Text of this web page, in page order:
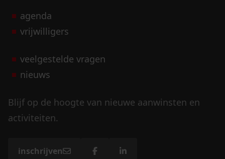
agenda
vrijwilligers
veelgestelde vragen
nieuws
Blijf op de hoogte van nieuwe aanwinsten en
activiteiten.
inschrijven